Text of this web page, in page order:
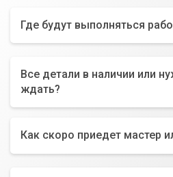
Где будут выполняться
Все детали в наличии или
ждать?
Как скоро приедет мастер